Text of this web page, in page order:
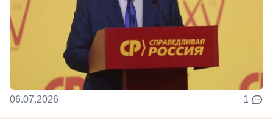
06.07.2026 1